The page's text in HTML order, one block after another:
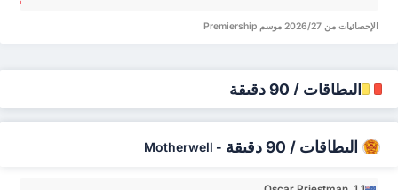
الإحصائيات من 2026/27 موسم Premiership
البطاقات / 90 دقيقة
البطاقات / 90 دقيقة -
Motherwell